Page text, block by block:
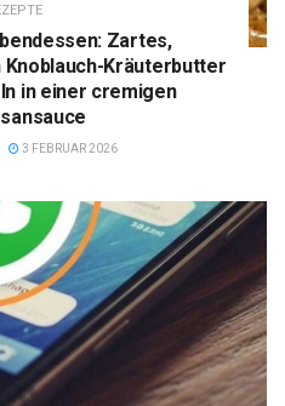
Zartes,
Kräuterbutter
in einer cremigen
3 FEBRUAR 2026